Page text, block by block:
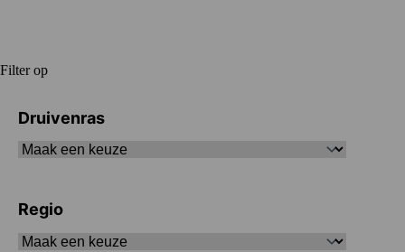
Filter op
Druivenras
Regio